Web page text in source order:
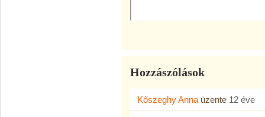
Hozzászólások
Kőszeghy Anna üzente 12 éve